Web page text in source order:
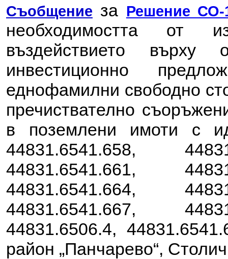
Съобщение за Решение СО-
необходимостта от
въздействието
инвестиционно
еднофамилни свободно
пречиствателно
в поземлени имоти с
44831.6541.658,
44831.6541.661,
44831.6541.664,
44831.6541.667,
44831.6506.4,
район „Панчарево“,